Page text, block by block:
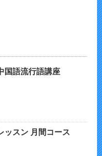
国語流行語講座
ッスン 月間コース